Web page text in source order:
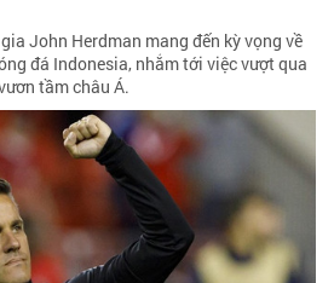
John Herdman mang đến kỳ vọng về
đá Indonesia, nhắm tới việc vượt qua
tầm châu Á.